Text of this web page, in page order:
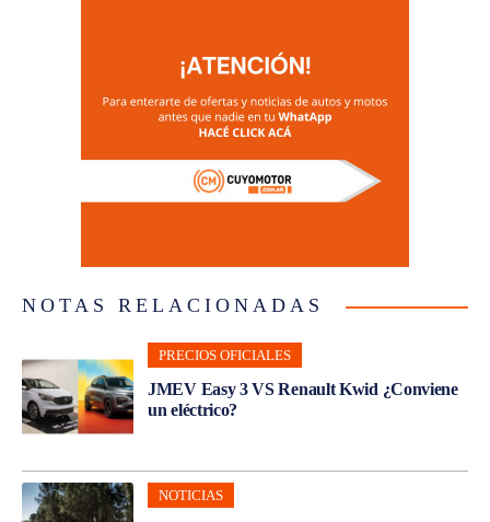
NOTAS RELACIONADAS
PRECIOS OFICIALES
JMEV Easy 3 VS Renault Kwid ¿Conviene
un eléctrico?
NOTICIAS